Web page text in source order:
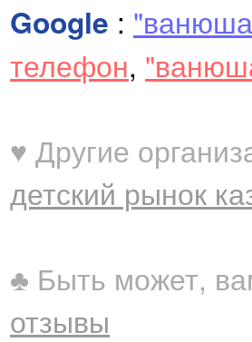
Google :
телефон,
♥ Другие
детский рынок
♣ Быть может,
отзывы